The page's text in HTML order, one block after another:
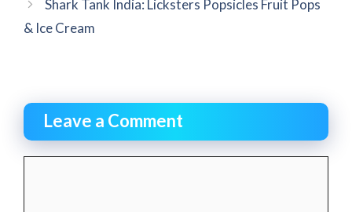
Shark Tank India: Licksters Popsicles Fruit Pops
& Ice Cream
Leave a Comment